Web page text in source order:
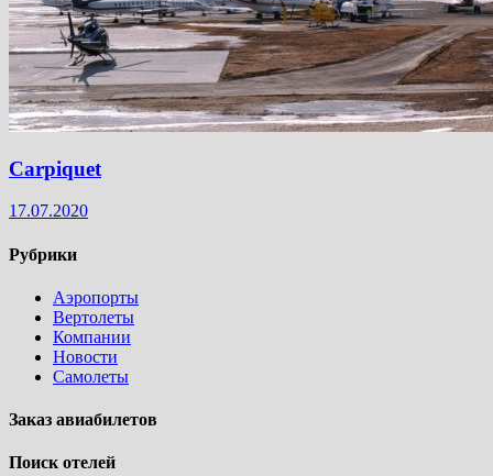
Carpiquet
17.07.2020
Рубрики
Аэропорты
Вертолеты
Компании
Новости
Самолеты
Заказ авиабилетов
Поиск отелей